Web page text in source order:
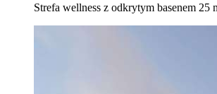
Strefa wellness z odkrytym basenem 25